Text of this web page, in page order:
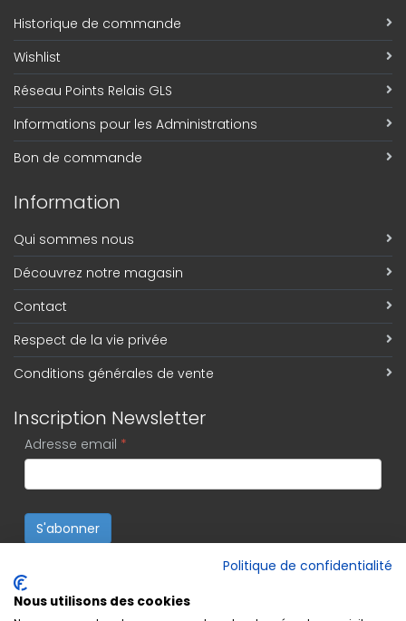
Historique de commande
Wishlist
Réseau Points Relais GLS
Informations pour les Administrations
Bon de commande
Information
Qui sommes nous
Découvrez notre magasin
Contact
Respect de la vie privée
Conditions générales de vente
Inscription Newsletter
Adresse email *
S'abonner
Politique de confidentialité
Nous utilisons des cookies